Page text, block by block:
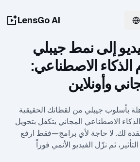
LensGo AI
إلى نمط جيبلي
الذكاء الاصطناعي:
وأونلاين
بأسلوب جيبلي من لقطاتك الحقيقية
الاصطناعي المجاني يتكفل بتحويل
لك. لا حاجة لأي برامج—فقط ارفع